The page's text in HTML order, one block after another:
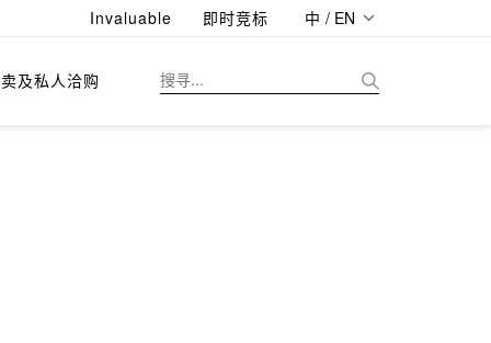
Invaluable 即时竞标 中 / EN
及私人洽购